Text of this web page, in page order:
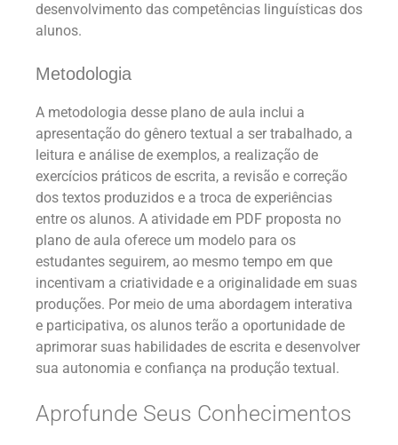
desenvolvimento das competências linguísticas dos
alunos.
Metodologia
A metodologia desse plano de aula inclui a
apresentação do gênero textual a ser trabalhado, a
leitura e análise de exemplos, a realização de
exercícios práticos de escrita, a revisão e correção
dos textos produzidos e a troca de experiências
entre os alunos. A atividade em PDF proposta no
plano de aula oferece um modelo para os
estudantes seguirem, ao mesmo tempo em que
incentivam a criatividade e a originalidade em suas
produções. Por meio de uma abordagem interativa
e participativa, os alunos terão a oportunidade de
aprimorar suas habilidades de escrita e desenvolver
sua autonomia e confiança na produção textual.
Aprofunde Seus Conhecimentos